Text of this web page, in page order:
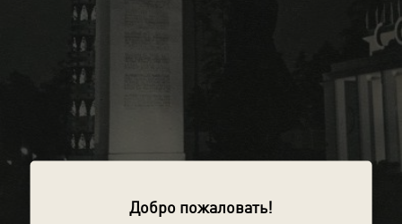
Добро пожаловать!